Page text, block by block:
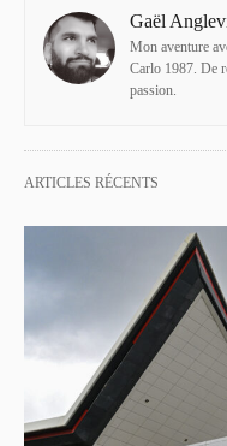
Gaël
Mon aventure
Carlo 1987. De
passion.
ARTICLES RÉCENTS